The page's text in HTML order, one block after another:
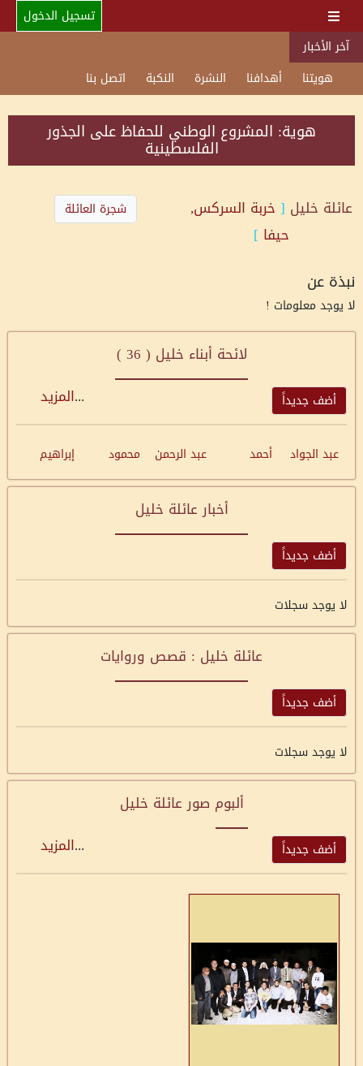
تسجيل الدخول
آخر الأخبار
هويتنا
أهدافنا النشرة النكبة اتصل بنا
هوية: المشروع الوطني للحفاظ على الجذور
الفلسطينية
عائلة خليل [ خربة السركس,
حيفا ]
شجرة العائلة
نبذة عن
لا يوجد معلومات !
لائحة أبناء خليل ( 36
)
أضف جديداً ...المزيد
عبد الجواد أحمد عبد الرحمن محمود إبراهيم
أخبار عائلة خليل
أضف جديداً
لا يوجد سجلات
عائلة خليل : قصص وروايات
أضف جديداً
لا يوجد سجلات
ألبوم صور عائلة خليل
أضف جديداً ...المزيد